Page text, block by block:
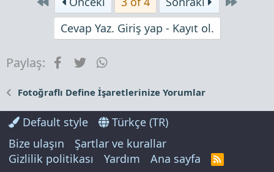
Cevap Yaz. Giriş yap - Kayıt ol.
Paylaş: Facebook
Twitter
Fotoğraflı Define İşaretlerinize Yorumlar
Default style
Türkçe (TR)
Bize ulaşın
Şartlar ve kurallar
Gizlilik politikası
Yardım Ana sayfa
R